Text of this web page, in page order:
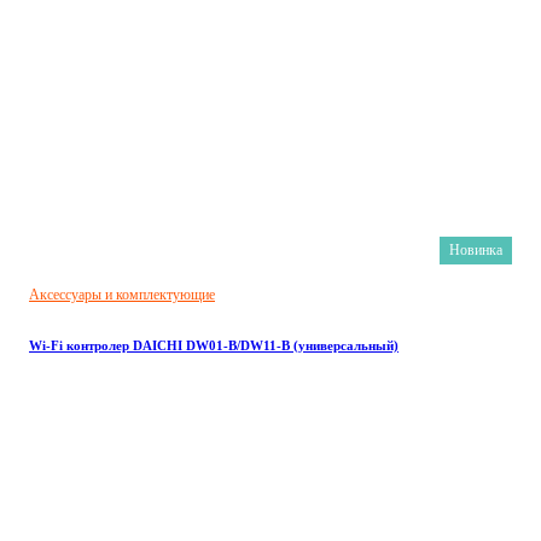
Новинка
Аксессуары и комплектующие
Wi-Fi контролер DAICHI DW01-B/DW11-B (универсальный)